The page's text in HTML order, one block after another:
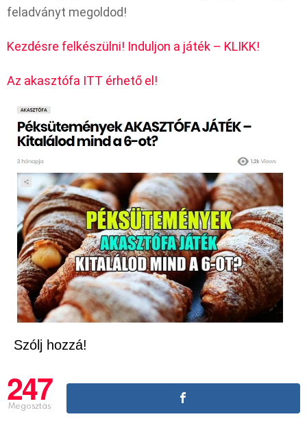
feladványt megoldod!
Kezdésre felkészülni! Induljon a játék – KLIKK!
Az akasztófa ITT érhető el!
Szólj hozzá!
247
Megosztás